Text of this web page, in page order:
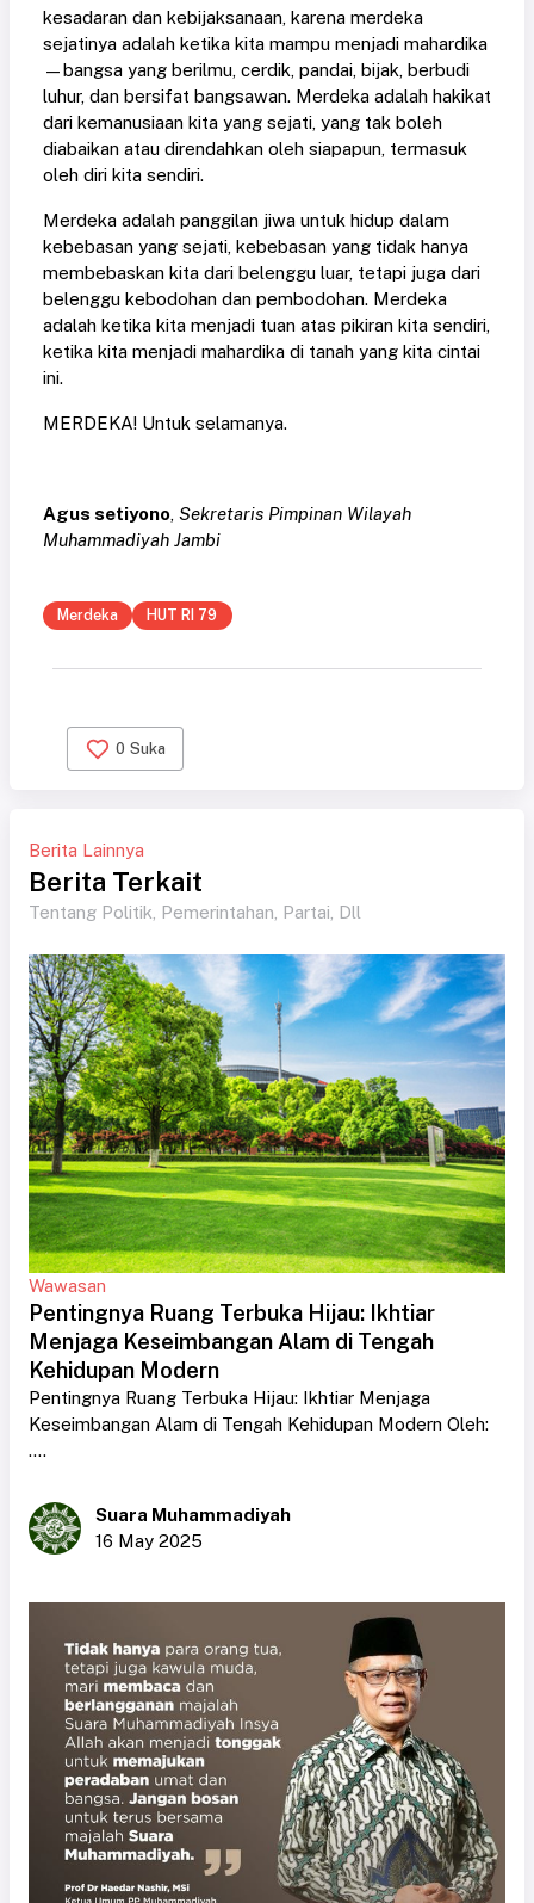
kesadaran dan kebijaksanaan, karena merdeka
sejatinya adalah ketika kita mampu menjadi mahardika
—bangsa yang berilmu, cerdik, pandai, bijak, berbudi
luhur, dan bersifat bangsawan. Merdeka adalah hakikat
dari kemanusiaan kita yang sejati, yang tak boleh
diabaikan atau direndahkan oleh siapapun, termasuk
oleh diri kita sendiri.
Merdeka adalah panggilan jiwa untuk hidup dalam
kebebasan yang sejati, kebebasan yang tidak hanya
membebaskan kita dari belenggu luar, tetapi juga dari
belenggu kebodohan dan pembodohan. Merdeka
adalah ketika kita menjadi tuan atas pikiran kita sendiri,
ketika kita menjadi mahardika di tanah yang kita cintai
ini.
MERDEKA! Untuk selamanya.
Agus setiyono, Sekretaris Pimpinan Wilayah
Muhammadiyah Jambi
Merdeka HUT RI 79
0 Suka
Berita Lainnya
Berita Terkait
Tentang Politik, Pemerintahan, Partai, Dll
Wawasan
Pentingnya Ruang Terbuka Hijau: Ikhtiar
Menjaga Keseimbangan Alam di Tengah
Kehidupan Modern
Pentingnya Ruang Terbuka Hijau: Ikhtiar Menjaga
Keseimbangan Alam di Tengah Kehidupan Modern Oleh:
....
Suara Muhammadiyah
16 May 2025